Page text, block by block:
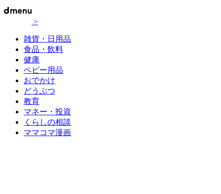
>
雑貨・日用品
食品・飲料
健康
ベビー用品
おでかけ
どうぶつ
教育
マネー・投資
くらしの相談
ママコマ漫画